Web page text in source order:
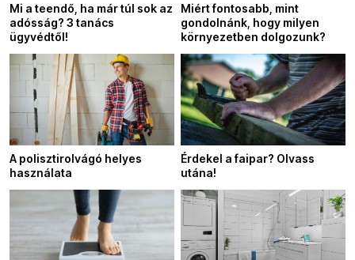
Mi a teendő, ha már túl sok az
adósság? 3 tanács
ügyvédtől!
Miért fontosabb, mint
gondolnánk, hogy milyen
környezetben dolgozunk?
A polisztirolvágó helyes
használata
Érdekel a faipar? Olvass
utána!